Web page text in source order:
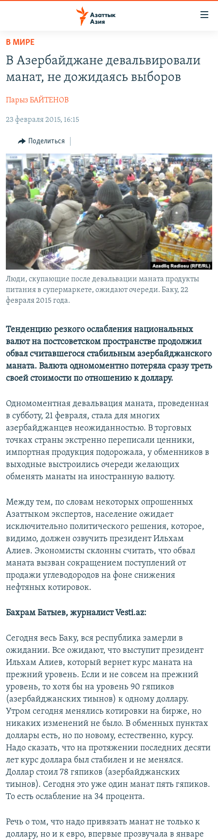
Вернуться
основному
содержанию
навигации
Вернутся
поиску
ЦЕНТРАЛЬНАЯ АЗИЯ
КАЗАХСТАН
УЗБЕКИСТАН
ТАДЖИКИСТАН
НОВОСТИ
НА ДРУГИХ ЯЗЫКАХ
ҚАЗАҚША
КЫРГЫЗЧА
ЎЗБЕКЧА
ТОҶИКӢ
TÜRKMENÇE
Все сайты РСЕ/РС
В МИРЕ
В Азербайджане девальвировали
манат, не дожидаясь выборов
Парыз БАЙТЕНОВ
23 февраля 2015, 16:15
Поделиться
Люди, скупающие после девальвации маната продукты
питания в супермаркете, ожидают очереди. Баку, 22
февраля 2015 года.
Тенденцию резкого ослабления национальных
валют на постсоветском пространстве продолжил
обвал считавшегося стабильным азербайджанского
маната. Валюта одномоментно потеряла сразу треть
своей стоимости по отношению к доллару.
Одномоментная девальвация маната, проведенная
в субботу, 21 февраля, стала для многих
азербайджанцев неожиданностью. В торговых
точках страны экстренно переписали ценники,
импортная продукция подорожала, у обменников в
выходные выстроились очереди желающих
обменять манаты на иностранную валюту.
Между тем, по словам некоторых опрошенных
Азаттыком экспертов, население ожидает
исключительно политического решения, которое,
видимо, должен озвучить президент Ильхам
Алиев. Экономисты склонны считать, что обвал
маната вызван сокращением поступлений от
продажи углеводородов на фоне снижения
нефтяных котировок.
Бахрам Батыев, журналист Vesti.az:
Сегодня весь Баку, вся республика замерли в
ожидании. Все ожидают, что выступит президент
Ильхам Алиев, который вернет курс маната на
прежний уровень. Если и не совсем на прежний
уровень, то хотя бы на уровень 90 гяпиков
(азербайджанских тиынов) к одному доллару.
Утром сегодня менялись котировки на бирже, но
никаких изменений не было. В обменных пунктах
доллары есть, но по новому, естественно, курсу.
Надо сказать, что на протяжении последних десяти
лет курс доллара был стабилен и не менялся.
Доллар стоил 78 гяпиков (азербайджанских
тиынов). Сегодня это уже один манат пять гяпиков.
То есть ослабление на 34 процента.
Речь о том, что надо привязать манат не только к
доллару, но и к евро, впервые прозвучала в январе